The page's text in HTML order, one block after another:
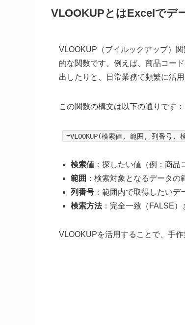
VLOOKUPとはExcelでデ
VLOOKUP（ブイルックアップ）
的な関数です。例えば、商品コー
出したりと、日常業務で頻繁に活用
この関数の構文は以下の通りです：
=VLOOKUP(検索値, 範囲, 列番号,
検索値 ：探したい値（例：商品
範囲 ：検索対象となるデータの
列番号 ：範囲内で取得したい
検索方法：完全一致（FALSE）
VLOOKUPを活用することで、手